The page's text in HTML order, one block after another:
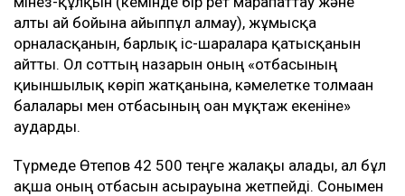
алты ай бойына айыппұл алмау), жұмысқа
орналасқанын, барлық іс-шараларға қатысқанын
айтты. Ол соттың назарын оның «отбасының
қиыншылық көріп жатқанына, кәмелетке толмаған
балалары мен отбасының оған мұқтаж екеніне»
аударды.
Түрмеде Өтепов 42 500 теңге жалақы алады, ал бұл
ақша оның отбасын асырауына жетпейді. Сонымен